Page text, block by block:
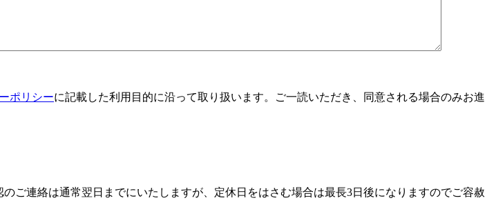
ポリシーに記載した利用目的に沿って取り扱います。ご一読いただき、同意される場合のみお進
ご連絡は通常翌日までにいたしますが、定休日をはさむ場合は最長3日後になりますのでご容赦